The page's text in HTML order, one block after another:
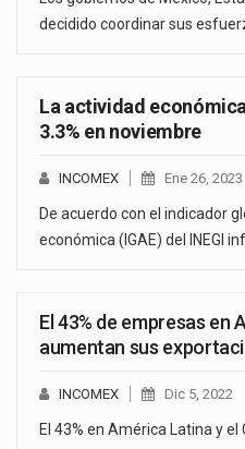
decidido coordinar sus
La actividad
3.3% en noviembre
INCOMEX Ene 26, 2023
De acuerdo con el indicador
económica (IGAE) del INEGI
El 43% de empresas en
aumentan sus
INCOMEX Dic 5, 2022
El 43% en América Latina y